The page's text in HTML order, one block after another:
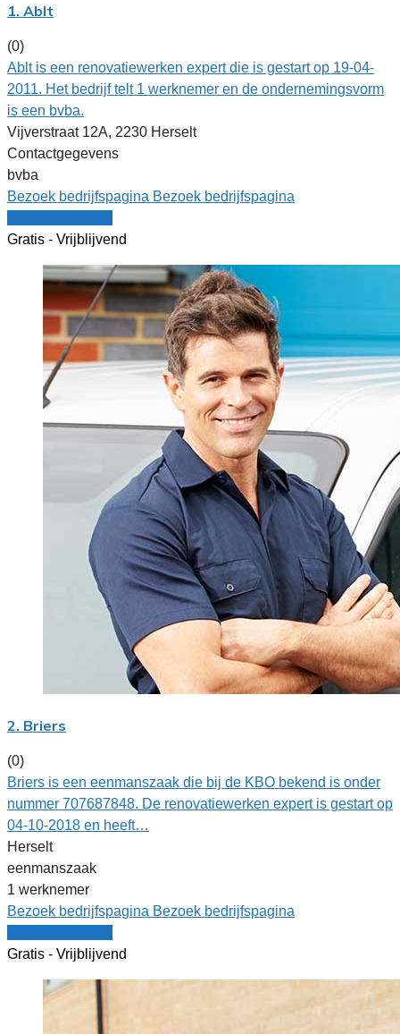
1. Ablt
(0)
Ablt is een renovatiewerken expert die is gestart op 19-04-
2011. Het bedrijf telt 1 werknemer en de ondernemingsvorm
is een bvba.
Vijverstraat 12A, 2230 Herselt
Contactgegevens
bvba
Bezoek bedrijfspagina Bezoek bedrijfspagina
Gratis - Vrijblijvend
2. Briers
(0)
Briers is een eenmanszaak die bij de KBO bekend is onder
nummer 707687848. De renovatiewerken expert is gestart op
04-10-2018 en heeft…
Herselt
eenmanszaak
1 werknemer
Bezoek bedrijfspagina Bezoek bedrijfspagina
Gratis - Vrijblijvend